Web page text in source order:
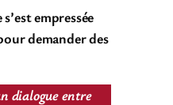
empressée
demander des
dialogue entre